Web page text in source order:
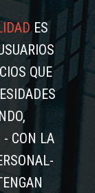
ES
QUE
- CON LA